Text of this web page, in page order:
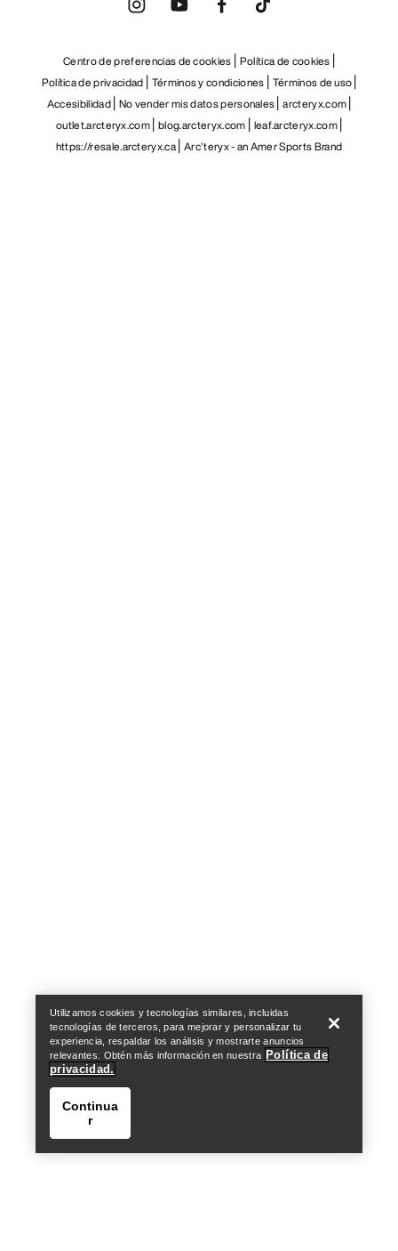
Centro de preferencias de cookies Política de cookies
Política de privacidad Términos y condiciones Términos de uso
Accesibilidad No vender mis datos personales arcteryx.com
outlet.arcteryx.com blog.arcteryx.com leaf.arcteryx.com
https://resale.arcteryx.ca Arc'teryx - an Amer Sports Brand
Utilizamos cookies y tecnologías similares, incluidas
tecnologías de terceros, para mejorar y personalizar tu
experiencia, respaldar los análisis y mostrarte anuncios
relevantes. Obtén más información en nuestra Política de
privacidad.
Continua
r